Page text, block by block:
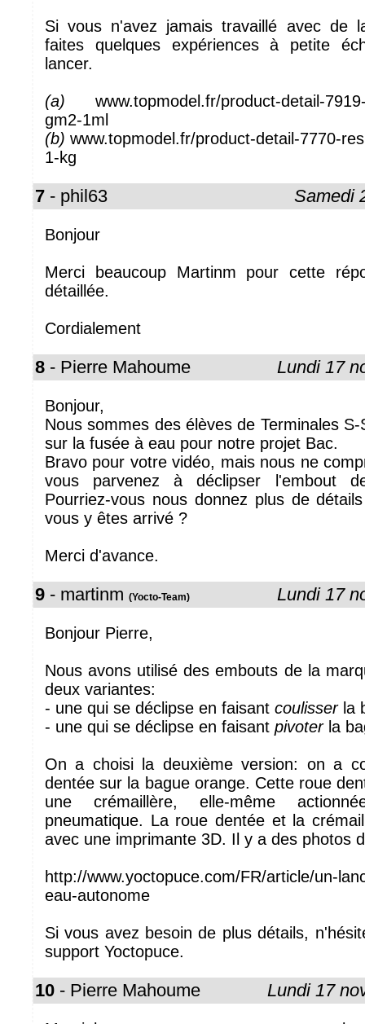
Si vous n'avez jamais travaillé avec de
faites quelques expériences à petite
lancer.
(a) www.topmodel.fr/product-detail-
gm2-1ml
(b) www.topmodel.fr/product-detail-7770-
1-kg
7 - phil63 Samedi
Bonjour
Merci beaucoup Martinm pour cette
détaillée.
Cordialement
8 - Pierre Mahoume Lundi 17
Bonjour,
Nous sommes des élèves de Terminales
sur la fusée à eau pour notre projet Bac.
Bravo pour votre vidéo, mais nous ne
vous parvenez à déclipser l'embout
Pourriez-vous nous donnez plus de
vous y êtes arrivé ?
Merci d'avance.
9 - martinm (Yocto-Team) Lundi 17
Bonjour Pierre,
Nous avons utilisé des embouts de la
deux variantes:
- une qui se déclipse en faisant coulisserla
- une qui se déclipse en faisant pivoterla
On a choisi la deuxième version: on a
dentée sur la bague orange. Cette roue
une crémaillère, elle-même
pneumatique. La roue dentée et la
avec une imprimante 3D. Il y a des photos
http://www.yoctopuce.com/FR/article/un-
eau-autonome
Si vous avez besoin de plus détails,
support Yoctopuce.
10 - Pierre Mahoume Lundi 17